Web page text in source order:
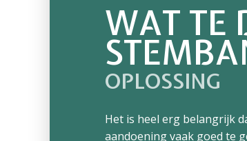
WAT TE
OPLOSSING
Het is heel erg belangrijk
aandoening vaak goed te